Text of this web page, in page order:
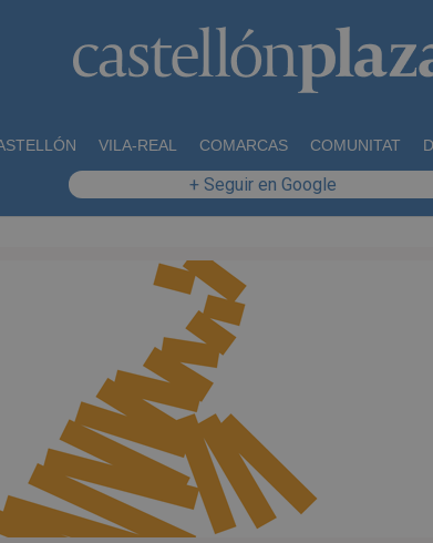
VILA-REAL COMARCAS COMUNITAT
+ Seguir en Google